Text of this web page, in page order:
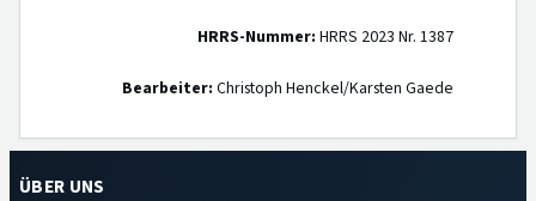
HRRS-Nummer: HRRS 2023 Nr. 1387
Bearbeiter: Christoph Henckel/Karsten Gaede
ÜBER UNS